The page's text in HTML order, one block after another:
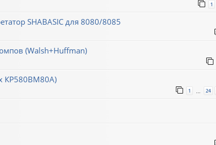
1
SHABASIC для 8080/8085
(Walsh+Huffman)
КР580ВМ80А)
1 … 24